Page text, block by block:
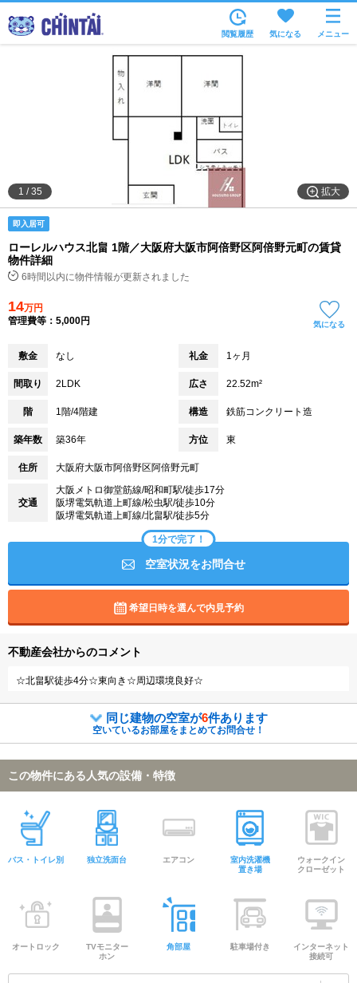
住所から
通勤通学時間から
物件特集から
不動産会社から
閲覧履歴 気になる メニュー
拡大
1 /35
即入居可
ローレルハウス北畠 1階／大阪府大阪市阿倍野区阿倍野元町の賃貸
物件詳細
6時間以内に物件情報が更新されました
14万円
管理費等：5,000円
気になる
敷金 なし 礼金 1ヶ月
間取り 2LDK 広さ 22.52m²
階 1階/4階建 構造 鉄筋コンクリート造
築年数 築36年 方位 東
住所 大阪府大阪市阿倍野区阿倍野元町
交通
大阪メトロ御堂筋線/昭和町駅/徒歩17分
阪堺電気軌道上町線/松虫駅/徒歩10分
阪堺電気軌道上町線/北畠駅/徒歩5分
1分で完了！
空室状況をお問合せ
希望日時を選んで内見予約
不動産会社からのコメント
☆北畠駅徒歩4分☆東向き☆周辺環境良好☆
同じ建物の空室が6件あります
空いているお部屋をまとめてお問合せ！
この物件にある人気の設備・特徴
バス・トイレ別 独立洗面台 エアコン
室内洗濯機
置き場
ウォークイン
クローゼット
オートロック
TVモニター
ホン
角部屋 駐車場付き
インターネット
接続可